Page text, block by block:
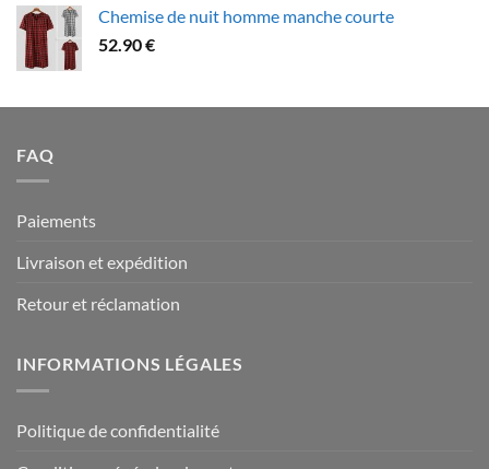
79.90 €
Chemise de nuit homme manche courte
52.90€
FAQ
Paiements
Livraison et expédition
Retour et réclamation
INFORMATIONS LÉGALES
Politique de confidentialité